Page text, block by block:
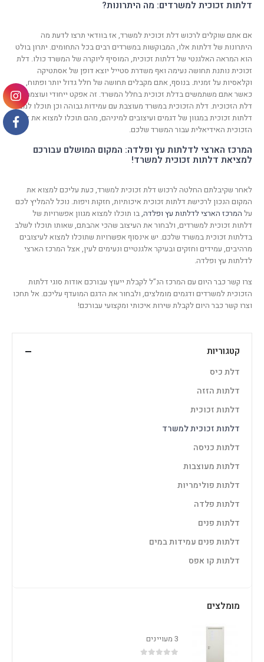
דלתות זכוכית למשרדים: מה היתרונות?
אם אתם שוקלים לרכוש דלת זכוכית למשרד, אז בוודאי תרצו לדעת מה
היתרונות של דלתות אלו, המבוקשות במשרדים רבים בכל התחומים. יתרון בולט
הוא המראה האלגנטי של דלתות זכוכית, המוסיף ליוקרה של המשרד כולו. דלת
זכוכית נותנת תחושה נעימה ואף משדרת סטייל יוצא דופן של אסתטיקה
וקלאסיות על זמנית. בנוסף, אתם מקבלים תחושה של חלל גדול יותר ופתוח,
כאשר אתם משתמשים בדלת זכוכית בחלל המשרד. זה אפקט ייחודי ועוצמתי של
דלת הזכוכית. דלת הזכוכית במשרד מעוצבת עם עמידות גבוהה וכן תוכלו למצוא
דלתות זכוכית במגוון של דגמים ועיצובים למיניהם, מהם תוכלו למצוא את דלת
הזכוכית האידיאלית עבור המשרד שלכם.
המרכז הארצי לדלתות עץ ופלדה: המקום המושלם עבורכם
למציאת דלתות זכוכית למשרד!
לאחר שקיבלתם החלטה לרכוש דלת זכוכית למשרד, כעת עליכם למצוא את
המקום הנכון לרכישת דלתות זכוכית איכותיות, חזקות ויפות. נוכל להמליץ לכם
על המרכז הארצי לדלתות עץ ופלדה,בו תוכלו למצוא מגוון אפשרויות של
דלתות זכוכית למשרדים, ולבחור את העיצוב שהכי אהבתם, שאותו תוכלו לשלב
בדלתות זכוכית במשרד שלכם. יש אינסוף אפשרויות שתוכלו למצוא לעיצובים
מרהיבים, עמידים וחזקים ובעיקר אלגנטיים ונעימים לעין, אצל המרכז הארצי
לדלתות עץ ופלדה.
צרו קשר כבר היום עם המרכז הנ”ל לקבלת ייעוץ עבורכם אודות סוגי דלתות
הזכוכית למשרדים ודגמים מומלצים, ולבחור את הדגם המועדף עליכם. אל תחכו
וצרו קשר כבר היום לקבלת שירות איכותי ומקצועי עבורכם!
קטגוריות
דלת כיס
דלתות הזזה
דלתות זכוכית
דלתות זכוכית למשרד
דלתות כניסה
דלתות מעוצבות
דלתות פולימריות
דלתות פלדה
דלתות פנים
דלתות פנים עמידות במים
דלתות קו אפס
מומלצים
3 מעויינים